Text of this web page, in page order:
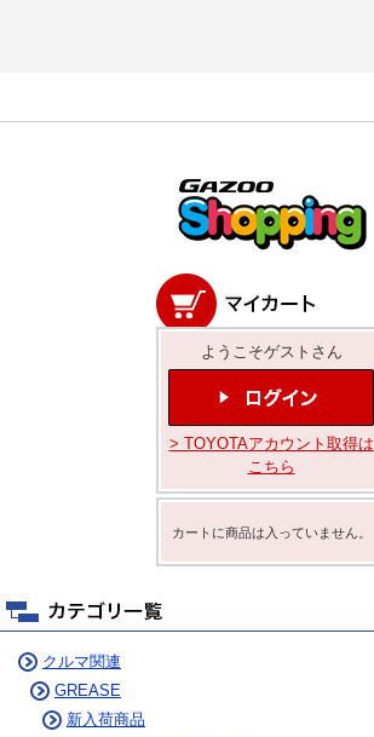
ようこそゲストさん
> TOYOTAアカウント取得は
こちら
カートに商品は入っていません。
クルマ関連
GREASE
新入荷商品